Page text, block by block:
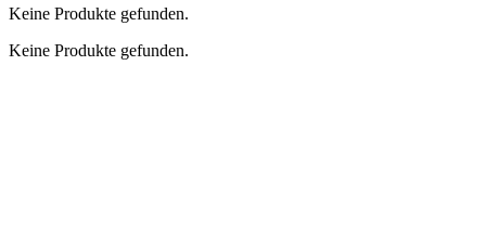
Kei­ne Pro­duk­te gefun­den.
Kei­ne Pro­duk­te gefun­den.